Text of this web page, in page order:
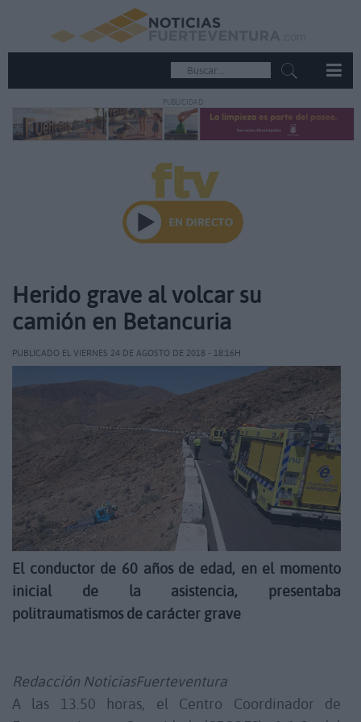
PUBLICIDAD
Herido grave al volcar su
camión en Betancuria
PUBLICADO EL VIERNES 24 DE AGOSTO DE 2018 - 18:16H
El conductor de 60 años de edad, en el momento
inicial de la asistencia, presentaba
politraumatismos de carácter grave
Redacción NoticiasFuerteventura
A las 13.50 horas, el Centro Coordinador de